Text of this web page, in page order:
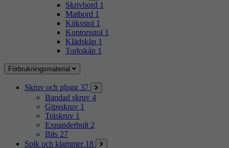
Skrivbord 1
Matbord 1
Köksstol 1
Kontorsstol 1
Klädskåp 1
Torkskåp 1
Förbrukningsmaterial
Skruv och plugg 37
Bandad skruv 4
Gipsskruv 1
Träskruv 1
Expanderbult 2
Bits 27
Spik och klammer 18